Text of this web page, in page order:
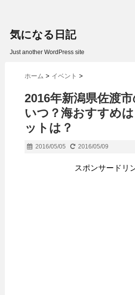
気になる日記
Just another WordPress site
ホーム > イベント >
2016年新潟県佐渡
いつ？海おすすめ
ットは？
2016/05/05 2016/05/09
スポンサードリ